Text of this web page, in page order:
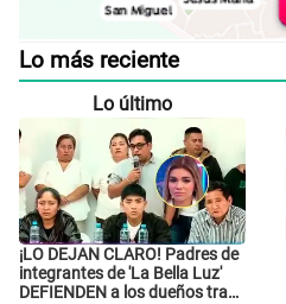
Lo más reciente
Lo último
¡LO DEJAN CLARO! Padres de
integrantes de 'La Bella Luz'
DEFIENDEN a los dueños tras